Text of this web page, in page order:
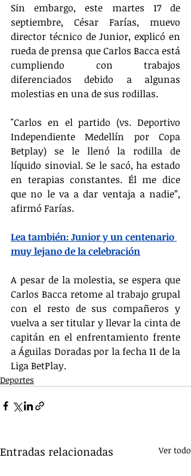
Sin embargo, este martes 17 de
septiembre, César Farías, muevo
director técnico de Junior, explicó en
rueda de prensa que Carlos Bacca está
cumpliendo con trabajos
diferenciados debido a algunas
molestias en una de sus rodillas.
"Carlos en el partido (vs. Deportivo
Independiente Medellín por Copa
Betplay) se le llenó la rodilla de
líquido sinovial. Se le sacó, ha estado
en terapias constantes. Él me dice
que no le va a dar ventaja a nadie”,
afirmó Farías.
Lea también: Junior y un centenario
muy lejano de la celebración
A pesar de la molestia, se espera que
Carlos Bacca retome al trabajo grupal
con el resto de sus compañeros y
vuelva a ser titular y llevar la cinta de
capitán en el enfrentamiento frente
a Águilas Doradas por la fecha 11 de la
Liga BetPlay.
Deportes
Entradas relacionadas Ver todo